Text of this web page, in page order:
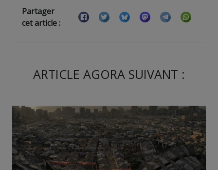
Partager
cet article :
ARTICLE AGORA SUIVANT :